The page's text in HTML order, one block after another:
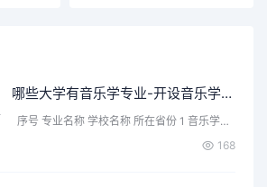
哪些大学有音乐学专业-开设音乐学专业的大学名单一览表
序号 专业名称 学校名称 所在省份 1 音乐学…
168